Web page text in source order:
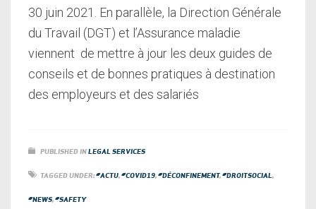
30 juin 2021. En parallèle, la Direction Générale
du Travail (DGT) et l’Assurance maladie
viennent de mettre à jour les deux guides de
conseils et de bonnes pratiques à destination
des employeurs et des salariés
PUBLISHED INLEGAL SERVICES
TAGGED UNDER:#ACTU,#COVID19,#DÉCONFINEMENT,#DROITSOCIAL,
#NEWS,#SAFETY